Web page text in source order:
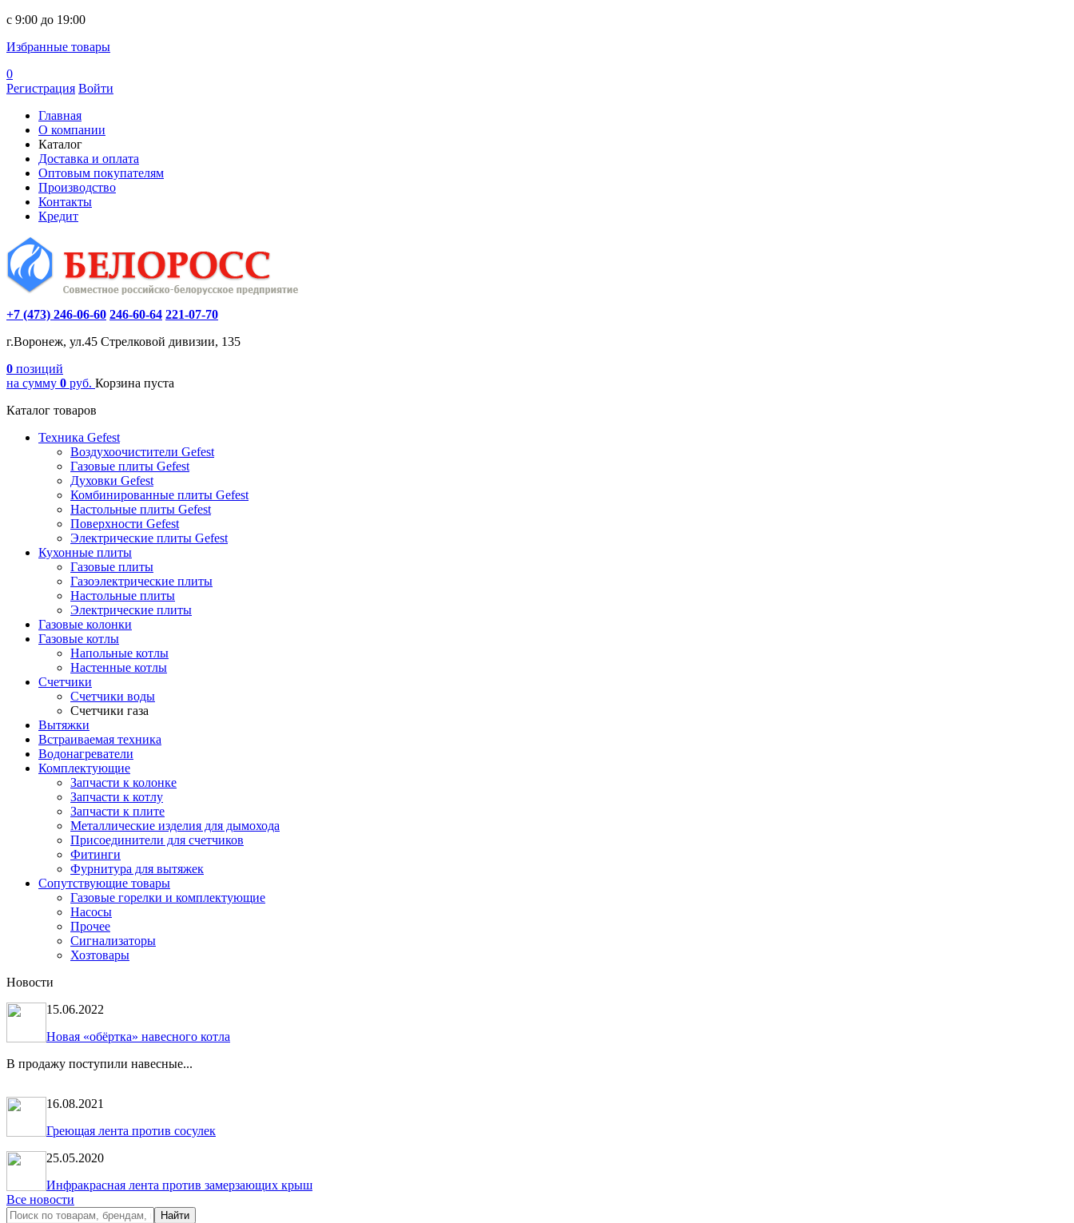
c 9:00 до 19:00
Избранные товары
0
Регистрация Войти
Главная
О компании
Каталог
Доставка и оплата
Оптовым покупателям
Производство
Контакты
Кредит
+7 (473) 246-06-60 246-60-64 221-07-70
г.Воронеж, ул.45 Стрелковой дивизии, 135
0 позиций
на сумму 0 руб. Корзина пуста
Каталог товаров
Техника Gefest
Воздухоочистители Gefest
Газовые плиты Gefest
Духовки Gefest
Комбинированные плиты Gefest
Настольные плиты Gefest
Поверхности Gefest
Электрические плиты Gefest
Кухонные плиты
Газовые плиты
Газоэлектрические плиты
Настольные плиты
Электрические плиты
Газовые колонки
Газовые котлы
Напольные котлы
Настенные котлы
Счетчики
Счетчики воды
Счетчики газа
Вытяжки
Встраиваемая техника
Водонагреватели
Комплектующие
Запчасти к колонке
Запчасти к котлу
Запчасти к плите
Металлические изделия для дымохода
Присоединители для счетчиков
Фитинги
Фурнитура для вытяжек
Сопутствующие товары
Газовые горелки и комплектующие
Насосы
Прочее
Сигнализаторы
Хозтовары
Новости
15.06.2022
Новая «обёртка» навесного котла
В продажу поступили навесные...
16.08.2021
Греющая лента против сосулек
25.05.2020
Инфракрасная лента против замерзающих крыш
Все новости